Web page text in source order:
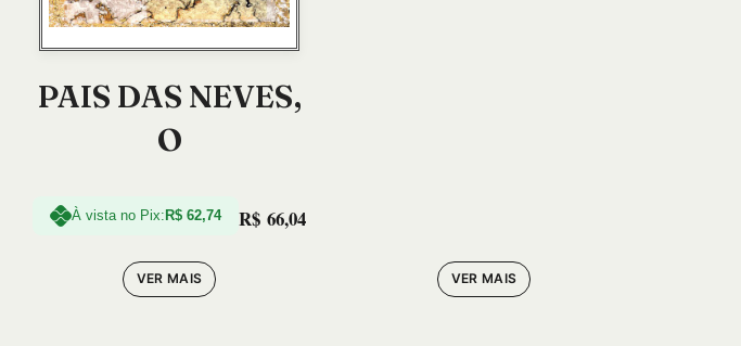
PAIS DAS NEVES,
O
À vista no Pix: R$ 62,74 R$ 66,04
VER MAIS VER MAIS